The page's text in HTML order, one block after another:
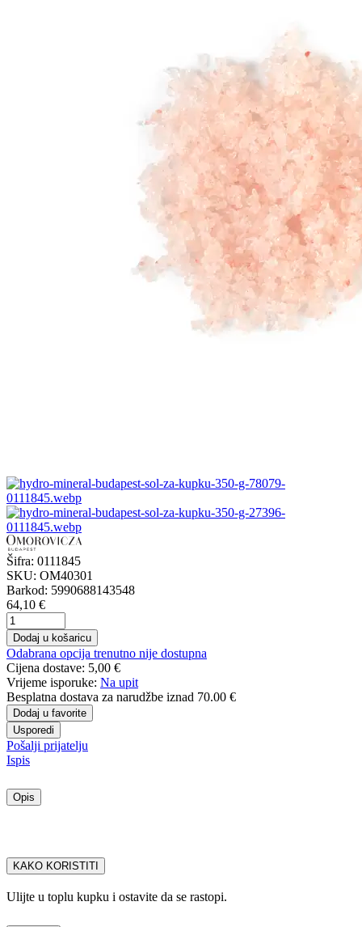
Šifra: 0111845
SKU: OM40301
Barkod: 5990688143548
64,10 €
Dodaj u košaricu
Odabrana opcija trenutno nije dostupna
Cijena dostave: 5,00 €
Vrijeme isporuke: Na upit
Besplatna dostava za narudžbe iznad 70.00 €
Dodaj u favorite
Usporedi
Pošalji prijatelju
Ispis
Opis
KAKO KORISTITI
Ulijte u toplu kupku i ostavite da se rastopi.